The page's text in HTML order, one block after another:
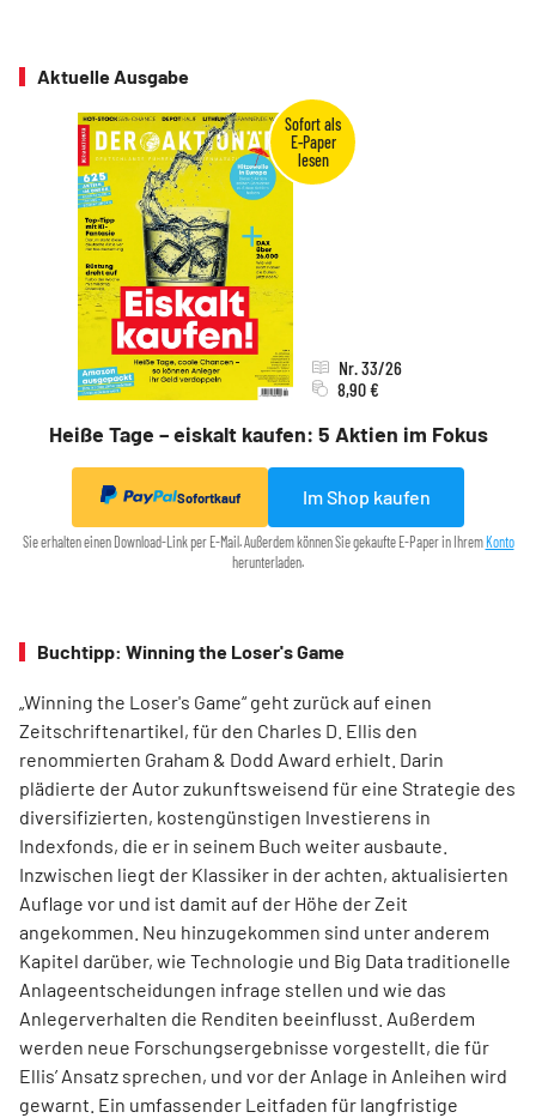
Aktuelle Ausgabe
Heiße Tage – eiskalt kaufen: 5 Aktien im Fokus
Nr. 33/26
8,90 €
Sofortkauf Im Shop kaufen
Sie erhalten einen Download-Link per E-Mail. Außerdem können Sie gekaufte E-Paper in Ihrem Konto
herunterladen.
Buchtipp: Winning the Loser's Game
„Winning the Loser's Game“ geht zurück auf einen
Zeitschriftenartikel, für den Charles D. Ellis den
renommierten Graham & Dodd Award erhielt. Darin
plädierte der Autor zukunftsweisend für eine Strategie des
diversifizierten, kostengünstigen Investierens in
Indexfonds, die er in seinem Buch weiter ausbaute.
Inzwischen liegt der Klassiker in der achten, aktualisierten
Auflage vor und ist damit auf der Höhe der Zeit
angekommen. Neu hinzugekommen sind unter anderem
Kapitel darüber, wie Technologie und Big Data traditionelle
Anlageentscheidungen infrage stellen und wie das
Anlegerverhalten die Renditen beeinflusst. Außerdem
werden neue Forschungsergebnisse vorgestellt, die für
Ellis’ Ansatz sprechen, und vor der Anlage in Anleihen wird
gewarnt. Ein umfassender Leitfaden für langfristige